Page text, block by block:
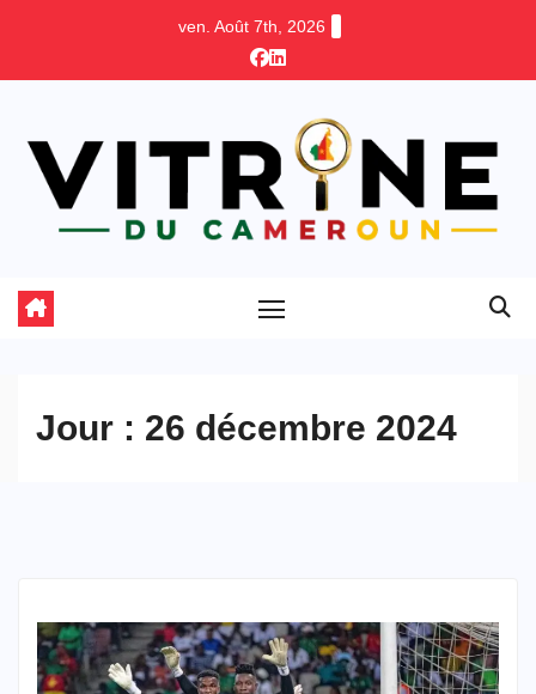
ven. Août 7th, 2026
Jour : 26 décembre 2024